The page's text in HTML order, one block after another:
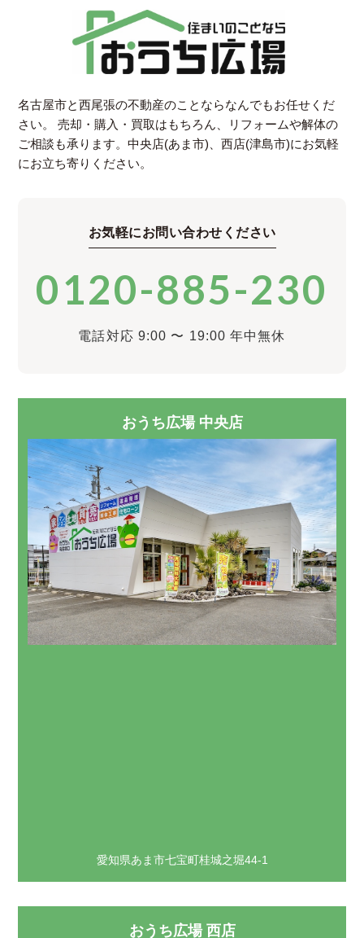
名古屋市と西尾張の不動産のことならなんでもお任せくだ
さい。
売却・購入・買取はもちろん、リフォームや解体の
ご相談も承ります。中央店(あま市)、西店(津島市)にお気軽
にお立ち寄りください。
お気軽にお問い合わせください
0120-885-230
電話対応 9:00 〜 19:00 年中無休
おうち広場 中央店
愛知県あま市七宝町桂城之堀44-1
おうち広場 西店